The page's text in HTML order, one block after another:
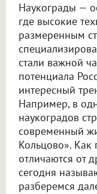
Наукограды —
где высокие
размеренным
стали важной
потенциала
интересный
Например, в
наукоградов
современный
Кольцово». Как
отличаются от
сегодня
разберемся